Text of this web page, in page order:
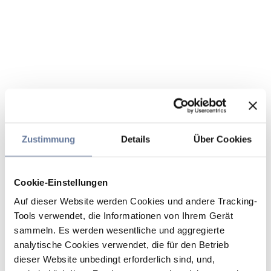
Zustimmung Details Über Cookies
Cookie-Einstellungen
Auf dieser Website werden Cookies und andere Tracking-
Tools verwendet, die Informationen von Ihrem Gerät
sammeln. Es werden wesentliche und aggregierte
analytische Cookies verwendet, die für den Betrieb
dieser Website unbedingt erforderlich sind, und,